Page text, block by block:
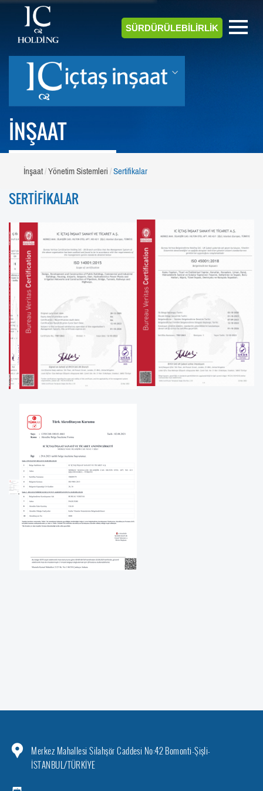
SÜRDÜRÜLEBİLİRLİK
İNŞAAT
İnşaat Yönetim Sistemleri Sertifikalar
SERTİFİKALAR
Merkez Mahallesi Silahşör Caddesi No:42 Bomonti-Şişli-
İSTANBUL/TÜRKİYE